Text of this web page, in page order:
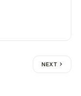
NEXT